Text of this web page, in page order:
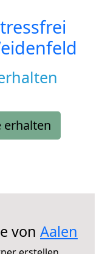
erhalten
von Aalen